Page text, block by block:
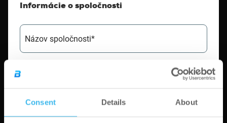
Consent Details About
Informácie o spoločnosti
Názov spoločnosti*